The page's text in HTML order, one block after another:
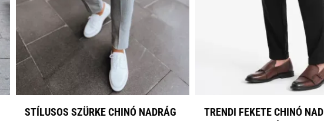
STÍLUSOS SZÜRKE CHINÓ NADRÁG
TRENDI FEKETE CHINÓ